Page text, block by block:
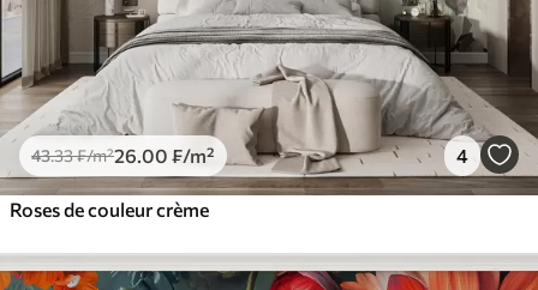
43.33₣/m²26 .00 ₣/m² 4
Roses de couleur crème